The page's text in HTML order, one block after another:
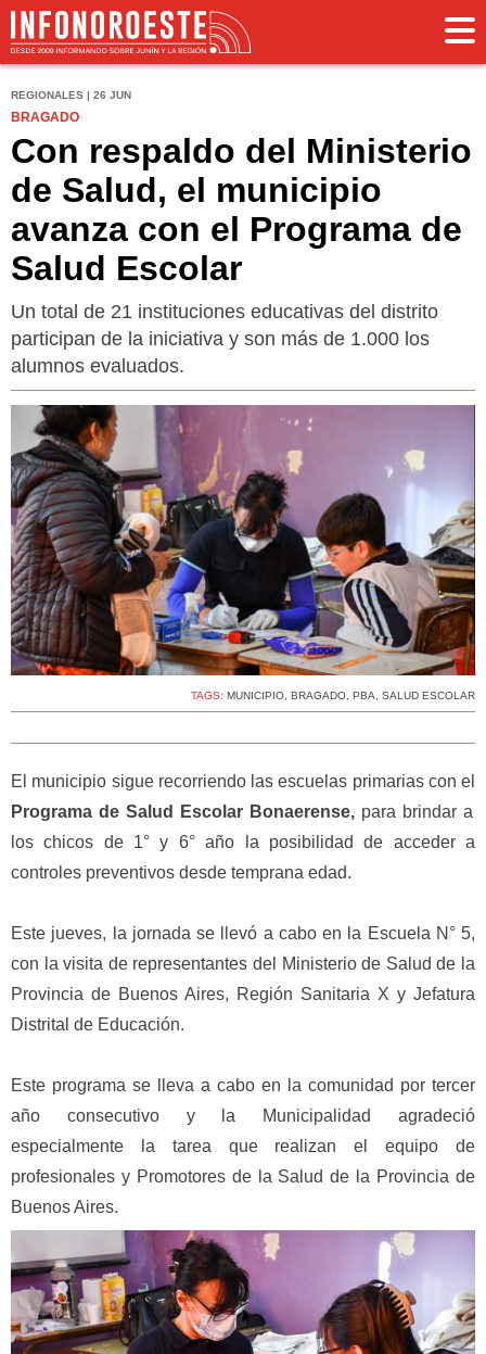
REGIONALES | 26 JUN
BRAGADO
Con respaldo del Ministerio
de Salud, el municipio
avanza con el Programa de
Salud Escolar
Un total de 21 instituciones educativas del distrito
participan de la iniciativa y son más de 1.000 los
alumnos evaluados.
TAGS: MUNICIPIO, BRAGADO, PBA, SALUD ESCOLAR
El municipio sigue recorriendo las escuelas primarias con el
Programa de Salud Escolar Bonaerense, para brindar a
los chicos de 1° y 6° año la posibilidad de acceder a
controles preventivos desde temprana edad.
Este jueves, la jornada se llevó a cabo en la Escuela N° 5,
con la visita de representantes del Ministerio de Salud de la
Provincia de Buenos Aires, Región Sanitaria X y Jefatura
Distrital de Educación.
Este programa se lleva a cabo en la comunidad por tercer
año consecutivo y la Municipalidad agradeció
especialmente la tarea que realizan el equipo de
profesionales y Promotores de la Salud de la Provincia de
Buenos Aires.